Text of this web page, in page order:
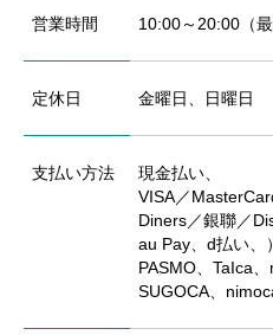
営業時間 10:00～20:00（
定休日 金曜日、日曜日
支払い方法
現金払い、
VISA／
Diners／銀聯／
au Pay、d払い、
PASMO、TaIca
SUGOCA、